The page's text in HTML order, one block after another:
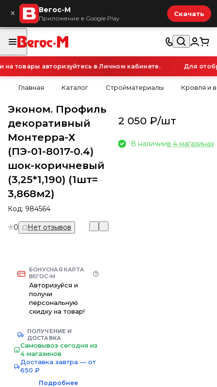
× Вегос-М
Приложение в Google Play
Скачать
товары авторизуйтесь в Личном кабинете. Для
Главная Каталог Стройматериалы Кровля и
Эконом. Профиль
декоративный
Монтерра-Х
(ПЭ-01-8017-0.4)
шок-коричневый
(3,25*1,190) (1шт=
3,868м2)
Код: 984564
0 Нет отзывов
БОНУСНАЯ КАРТА
ВЕГОС-М
Авторизуйся и
получи
персональную
скидку на товар!
ПОЛУЧЕНИЕ И
ДОСТАВКА
Самовывоз сегодня из
4 магазинов
Доставка завтра — от
650 ₽
Подробнее
2 050 ₽/шт
В наличиив 4 магазинах